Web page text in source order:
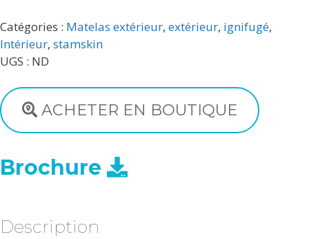
UGS : ND
Catégories : Matelas extérieur, extérieur, ignifugé,
Intérieur, stamskin
ACHETER EN BOUTIQUE
Brochure
Description